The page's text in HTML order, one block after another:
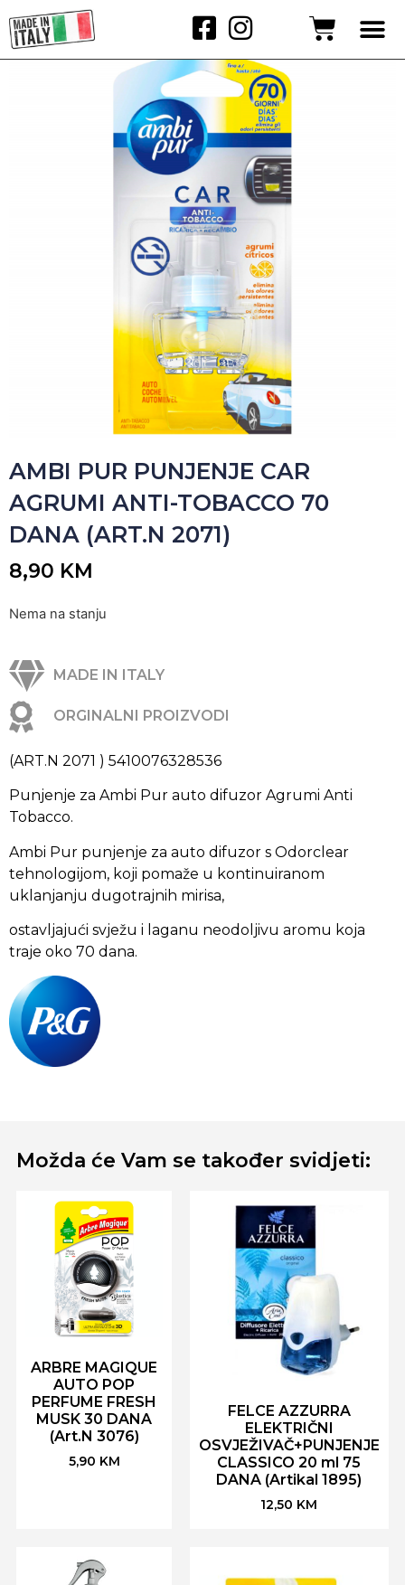
AMBI PUR PUNJENJE CAR
AGRUMI ANTI-TOBACCO 70
DANA (ART.N 2071)
8,90 KM
Nema na stanju
MADE IN ITALY
ORGINALNI PROIZVODI
(ART.N 2071 ) 5410076328536
Punjenje za Ambi Pur auto difuzor Agrumi Anti
Tobacco.
Ambi Pur punjenje za auto difuzor s Odorclear
tehnologijom, koji pomaže u kontinuiranom
uklanjanju dugotrajnih mirisa,
ostavljajući svježu i laganu neodoljivu aromu koja
traje oko 70 dana.
Možda će Vam se također svidjeti:
ARBRE MAGIQUE
AUTO POP
PERFUME FRESH
MUSK 30 DANA
(Art.N 3076)
5,90 KM
FELCE AZZURRA
ELEKTRIČNI
OSVJEŽIVAČ+PUNJENJE
CLASSICO 20 ml 75
DANA (Artikal 1895)
12,50 KM